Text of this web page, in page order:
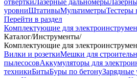
отверткиЛазерные дальномеры
уровниШтативыМультиметрыТестеры
Перейти в раздел
Комплектующие для
Каталог/Инструменты/
Комплектующие для
Вилки и розеткиМешки для
пылесосовАккумуляторы для
техникиБитыБуры по бетонуЗарядные